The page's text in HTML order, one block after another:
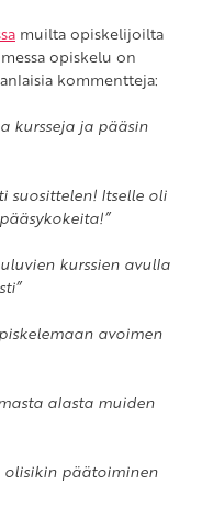
muilta opiskelijoilta
opiskelu on
kommentteja:
kursseja ja pääsin
suosittelen! Itselle oli
kurssien avulla
avoimen
alasta muiden
olisikin päätoiminen